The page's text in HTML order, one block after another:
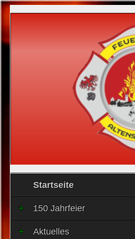
Startseite
150 Jahrfeier
Aktuelles